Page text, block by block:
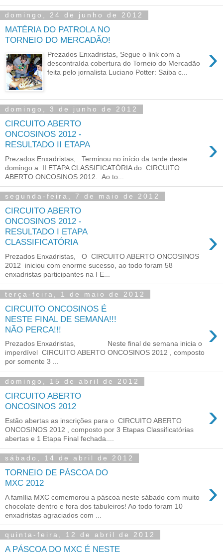
domingo, 24 de junho de 2012
MATÉRIA DO PATROLA NO
TORNEIO DO MERCADÃO!
›
Prezados Enxadristas, Segue o link com a
descontraída cobertura do Torneio do Mercadão
feita pelo jornalista Luciano Potter: Saiba c...
domingo, 3 de junho de 2012
CIRCUITO ABERTO
ONCOSINOS 2012 -
RESULTADO II ETAPA
›
Prezados Enxadristas, Terminou no início da tarde deste
domingo a II ETAPA CLASSIFICATÓRIA do CIRCUITO
ABERTO ONCOSINOS 2012. Ao to...
segunda-feira, 7 de maio de 2012
CIRCUITO ABERTO
ONCOSINOS 2012 -
RESULTADO I ETAPA
CLASSIFICATÓRIA
›
Prezados Enxadristas, O CIRCUITO ABERTO ONCOSINOS
2012 iniciou com enorme sucesso, ao todo foram 58
enxadristas participantes na I E...
terça-feira, 1 de maio de 2012
CIRCUITO ONCOSINOS É
NESTE FINAL DE SEMANA!!!
›
Prezados Enxadristas, Neste final de semana inicia o
imperdível CIRCUITO ABERTO ONCOSINOS 2012 , composto
por somente 3 ...
domingo, 15 de abril de 2012
CIRCUITO ABERTO
ONCOSINOS 2012
›
Estão abertas as inscrições para o CIRCUITO ABERTO
ONCOSINOS 2012 , composto por 3 Etapas Classificatórias
abertas e 1 Etapa Final fechada....
sábado, 14 de abril de 2012
TORNEIO DE PÁSCOA DO
MXC 2012
›
A família MXC comemorou a páscoa neste sábado com muito
chocolate dentro e fora dos tabuleiros! Ao todo foram 10
enxadristas agraciados com ...
quinta-feira, 12 de abril de 2012
A PÁSCOA DO MXC É NESTE